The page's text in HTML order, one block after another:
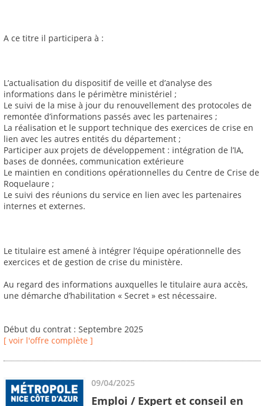
A ce titre il participera à :
L’actualisation du dispositif de veille et d’analyse des
informations dans le périmètre ministériel ;
Le suivi de la mise à jour du renouvellement des protocoles de
remontée d’informations passés avec les partenaires ;
La réalisation et le support technique des exercices de crise en
lien avec les autres entités du département ;
Participer aux projets de développement : intégration de l’IA,
bases de données, communication extérieure
Le maintien en conditions opérationnelles du Centre de Crise de
Roquelaure ;
Le suivi des réunions du service en lien avec les partenaires
internes et externes.
Le titulaire est amené à intégrer l’équipe opérationnelle des
exercices et de gestion de crise du ministère.
Au regard des informations auxquelles le titulaire aura accès,
une démarche d’habilitation « Secret » est nécessaire.
Début du contrat : Septembre 2025
[ voir l'offre complète ]
09/04/2025
Emploi / Expert et conseil en